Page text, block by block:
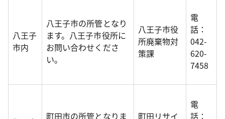
八王子
市内
八王子市の所管となり
ます。八王子市役所に
お問い合わせくださ
い。
八王子市役
所廃棄物対
策課
電
話：
042-
620-
7458
町田市の所管となりま
町田リサイ
電
話：